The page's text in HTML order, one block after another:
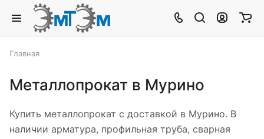
Главная
Металлопрокат в Мурино
Купить металлопрокат с доставкой в Мурино. В
наличии арматура, профильная труба, сварная